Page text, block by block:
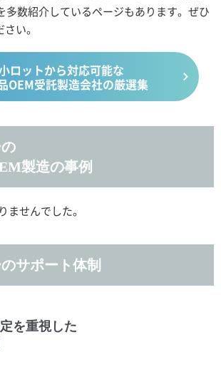
多数紹介しているページもあります。ぜひ
い。
ロットから対応可能な
OEM受託製造会社の厳選集
の
製造の事例
ませんでした。
のサポート体制
を重視した